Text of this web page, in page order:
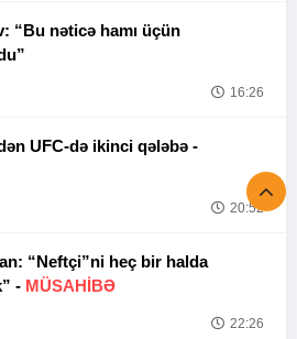
“Bu nəticə hamı üçün
16:26
Tofiq Musayevdən UFC-də ikinci qələbə -
20:52
“Neftçi”ni heç bir halda
- MÜSAHİBƏ
22:26